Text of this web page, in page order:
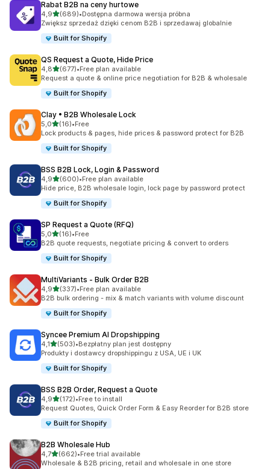
Rabat B2B na ceny hurtowe
4,9na 5 gwiazdek
(689)
Łączna liczba recenzji: 689
•Dostępna darmowa wersja próbna
Zwiększ sprzedaż dzięki cenom B2B i sprzedawaj globalnie
Built for Shopify
QS Request a Quote, Hide Price
4,8na 5 gwiazdek
(677)
Łączna liczba recenzji: 677
•Free plan available
Request a quote & online price negotiation for B2B & wholesale
Built for Shopify
Clay • B2B Wholesale Lock
5,0na 5 gwiazdek
(16)
Łączna liczba recenzji: 16
•Free
Lock products & pages, hide prices & password protect for B2B
Built for Shopify
BSS B2B Lock, Login & Password
4,9na 5 gwiazdek
(600)
Łączna liczba recenzji: 600
•Free plan available
Hide price, B2B wholesale login, lock page by password protect
Built for Shopify
SP Request a Quote (RFQ)
5,0na 5 gwiazdek
(16)
Łączna liczba recenzji: 16
•Free
B2B quote requests, negotiate pricing & convert to orders
Built for Shopify
MultiVariants ‑ Bulk Order B2B
4,9na 5 gwiazdek
(337)
Łączna liczba recenzji: 337
•Free plan available
B2B bulk ordering - mix & match variants with volume discount
Built for Shopify
Syncee Premium AI Dropshipping
4,1na 5 gwiazdek
(503)
Łączna liczba recenzji: 503
•Bezpłatny plan jest dostępny
Produkty i dostawcy dropshippingu z USA, UE i UK
Built for Shopify
BSS B2B Order, Request a Quote
4,9na 5 gwiazdek
(172)
Łączna liczba recenzji: 172
•Free to install
Request Quotes, Quick Order Form & Easy Reorder for B2B store
Built for Shopify
B2B Wholesale Hub
4,7na 5 gwiazdek
(662)
Łączna liczba recenzji: 662
•Free trial available
Wholesale & B2B pricing, retail and wholesale in one store